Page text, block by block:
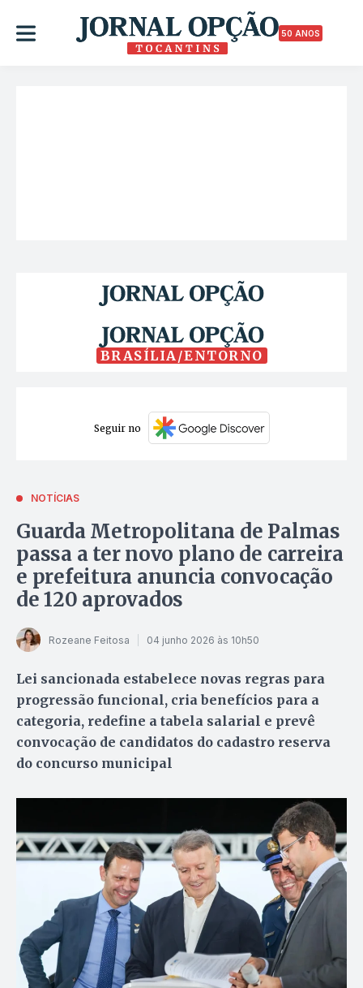
50 ANOS
BRASÍLIA/ENTORNO
Seguir no
NOTÍCIAS
Guarda Metropolitana de Palmas
passa a ter novo plano de carreira
e prefeitura anuncia convocação
de 120 aprovados
Rozeane Feitosa 04 junho 2026 às 10h50
Lei sancionada estabelece novas regras para
progressão funcional, cria benefícios para a
categoria, redefine a tabela salarial e prevê
convocação de candidatos do cadastro reserva
do concurso municipal